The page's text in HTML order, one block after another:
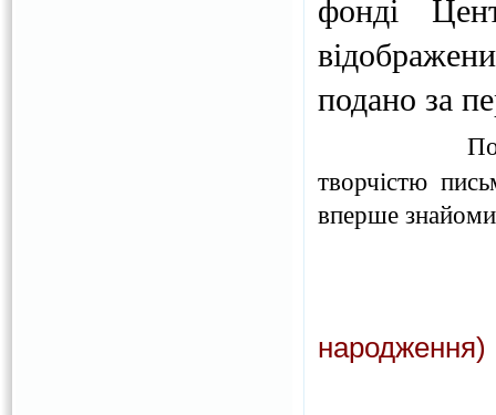
фонді
подано за
творчістю
вперше
народження)